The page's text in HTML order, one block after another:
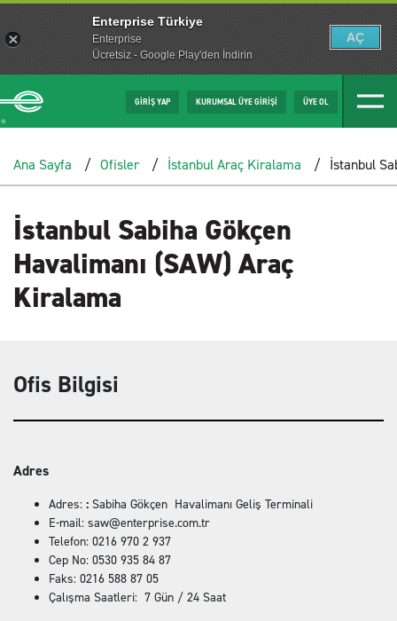
GİRİŞ YAP KURUMSAL ÜYE GİRİŞİ ÜYE OL
Ana Sayfa Ofisler İstanbul Araç Kiralama İstanbul
İstanbul Sabiha Gökçen
Havalimanı (SAW) Araç
Kiralama
Ofis Bilgisi
Adres
Adres: : Sabiha Gökçen Havalimanı Geliş Terminali
E-mail: saw@enterprise.com.tr
Telefon: 0216 970 2 937
Cep No: 0530 935 84 87
Faks: 0216 588 87 05
Çalışma Saatleri: 7 Gün / 24 Saat
Enterprise Türkiye
Enterprise
Ücretsiz - Google Play'den İndirin
AÇ